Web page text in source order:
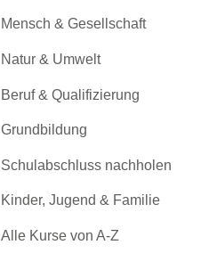
Mensch & Gesellschaft
Natur & Umwelt
Beruf & Qualifizierung
Grundbildung
Schulabschluss nachholen
Kinder, Jugend & Familie
Alle Kurse von A-Z